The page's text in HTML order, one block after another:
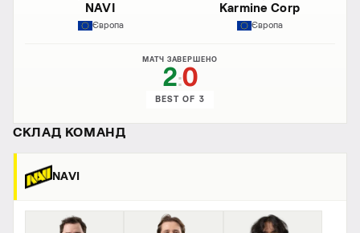
NAVI
Європа
МАТЧ ЗАВЕРШЕНО
2:0
BEST OF 3
Karmine Corp
Європа
СКЛАД КОМАНД
NAVI